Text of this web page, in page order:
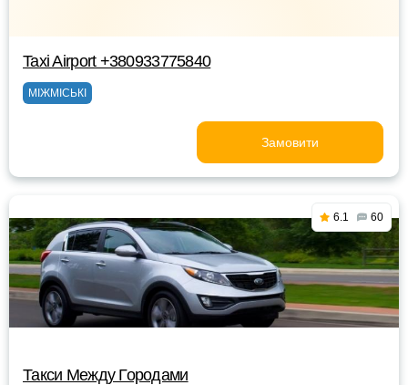
Taxi Airport +380933775840
МІЖМІСЬКІ
Замовити
6.1 60
Такси Между Городами